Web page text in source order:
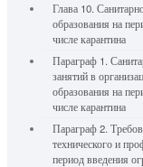
Глава 10.
образования на
числе карантина
Параграф 1.
занятий в
образования на
числе карантина
Параграф 2.
технического и
период введения